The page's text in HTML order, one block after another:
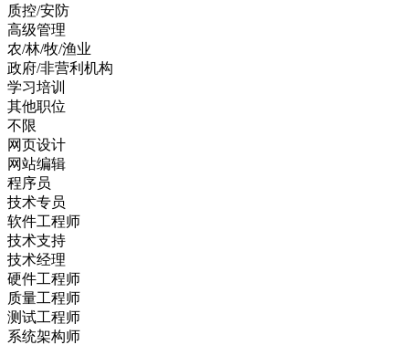
质控/安防
高级管理
农/林/牧/渔业
政府/非营利机构
学习培训
其他职位
不限
网页设计
网站编辑
程序员
技术专员
软件工程师
技术支持
技术经理
硬件工程师
质量工程师
测试工程师
系统架构师